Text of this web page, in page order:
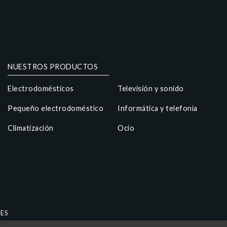
NUESTROS PRODUCTOS
Electrodomésticos
Pequeño electrodoméstico
Climatización
Televisión y sonido
Informática y telefonía
Ocio